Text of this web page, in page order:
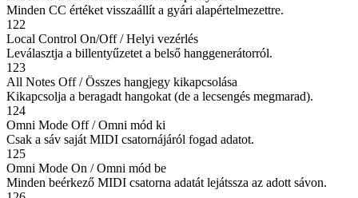
Minden CC értéket visszaállít a gyári alapértelmezettre.
122
Local Control On/Off / Helyi vezérlés
Leválasztja a billentyűzetet a belső hanggenerátorról.
123
All Notes Off / Összes hangjegy kikapcsolása
Kikapcsolja a beragadt hangokat (de a lecsengés megmarad).
124
Omni Mode Off / Omni mód ki
Csak a sáv saját MIDI csatornájáról fogad adatot.
125
Omni Mode On / Omni mód be
Minden beérkező MIDI csatorna adatát lejátssza az adott sávon.